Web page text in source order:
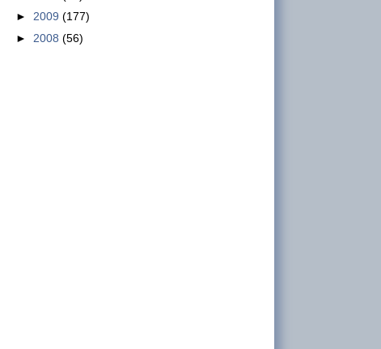
dan Ketua DPN KSPN di
► 2009 (177)
► 2008 (56)